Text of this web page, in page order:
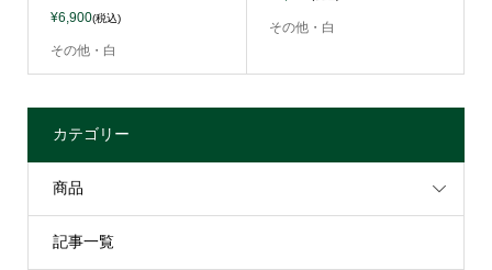
¥6,900(税込)
その他・白
その他・白
カテゴリー
商品
記事一覧